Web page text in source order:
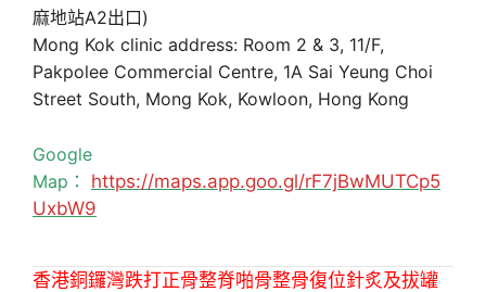
麻地站A2出口)
Mong Kok clinic address: Room 2 & 3, 11/F,
Pakpolee Commercial Centre, 1A Sai Yeung Choi
Street South, Mong Kok, Kowloon, Hong Kong
Google
Map： https://maps.app.goo.gl/rF7jBwMUTCp5
UxbW9
香港銅鑼灣跌打正骨整脊啪骨整骨復位針炙及拔罐